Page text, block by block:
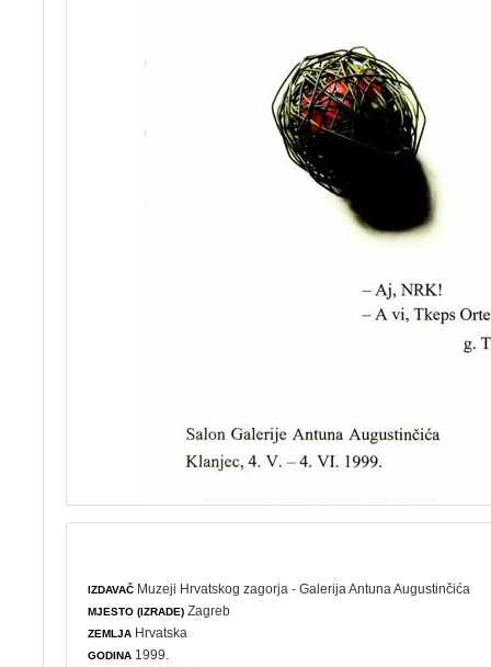
IZDAVAČ Muzeji Hrvatskog zagorja - Galerija Antuna Augustinčića
MJESTO (IZRADE) Zagreb
ZEMLJA Hrvatska
GODINA 1999.